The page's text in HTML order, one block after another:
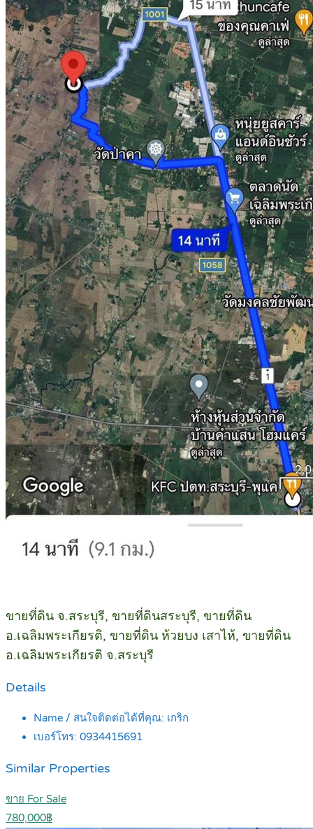
ขายที่ดิน จ.สระบุรี, ขายที่ดินสระบุรี, ขายที่ดิน
อ.เฉลิมพระเกียรติ, ขายที่ดิน ห้วยบง เสาไห้, ขายที่ดิน
อ.เฉลิมพระเกียรติ จ.สระบุรี
Details
Name / สนใจติดต่อได้ที่คุณ: เกริก
เบอร์โทร: 0934415691
Similar Properties
ขาย For Sale
780,000฿